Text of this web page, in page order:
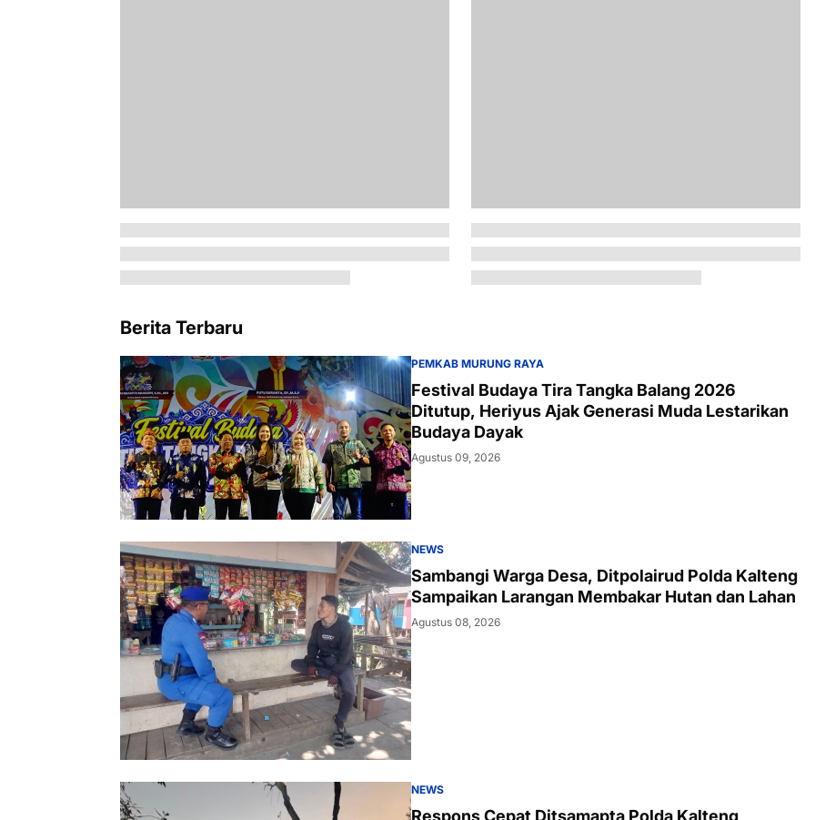
Berita Terbaru
PEMKAB MURUNG RAYA
Festival Budaya Tira Tangka Balang 2026
Ditutup, Heriyus Ajak Generasi Muda Lestarikan
Budaya Dayak
Agustus 09, 2026
NEWS
Sambangi Warga Desa, Ditpolairud Polda Kalteng
Sampaikan Larangan Membakar Hutan dan Lahan
Agustus 08, 2026
NEWS
Respons Cepat Ditsamapta Polda Kalteng